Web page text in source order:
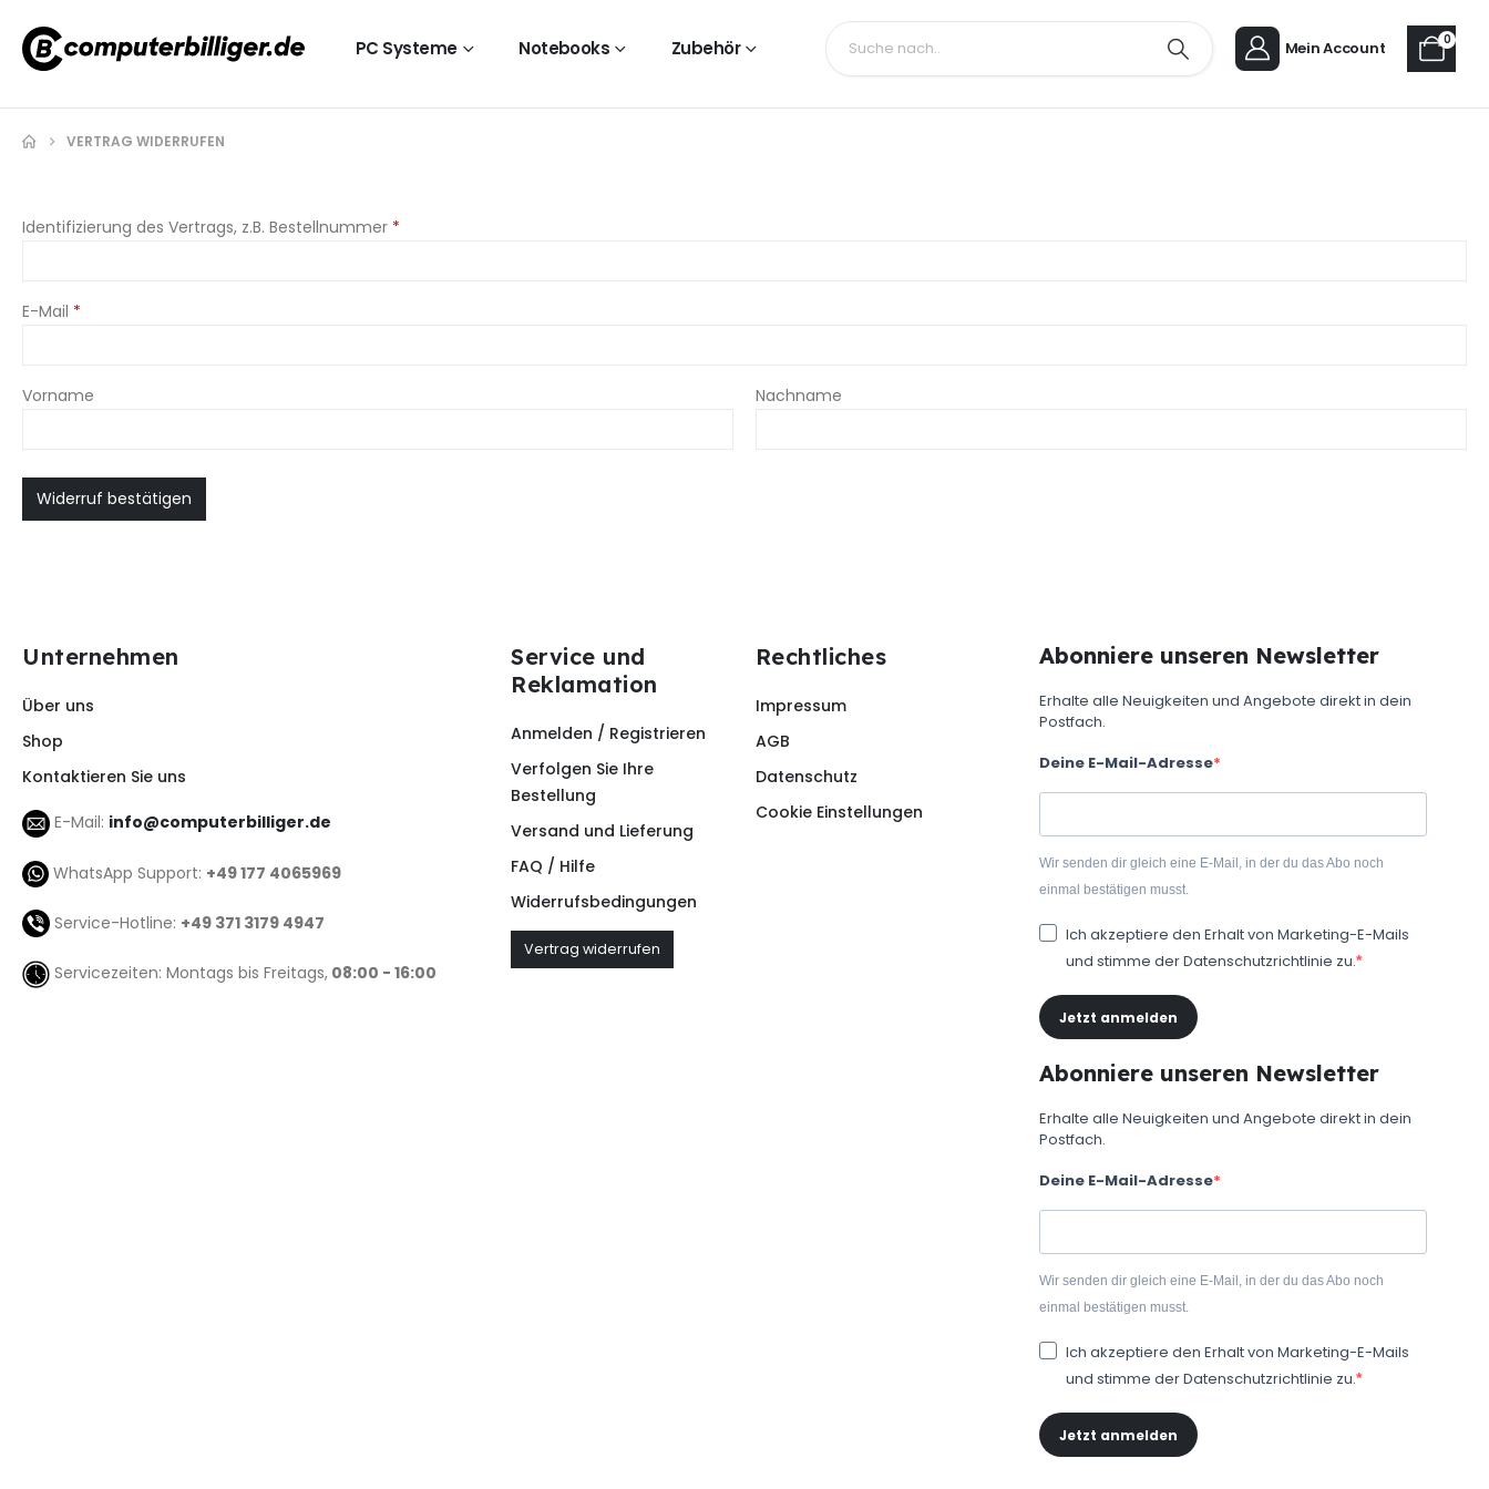
PC Systeme Notebooks Zubehör Mein Account 0
VERTRAG WIDERRUFEN
Identifizierung des Vertrags, z.B. Bestellnummer *
E-Mail *
E-
Vorname Nachname
Widerruf bestätigen
Unternehmen
Über uns
Shop
Kontaktieren Sie uns
E-Mail: info@computerbilliger.de
WhatsApp Support: +49 177 4065969
Service-Hotline: +49 371 3179 4947
Servicezeiten: Montags bis Freitags, 08:00 - 16:00
Service und
Reklamation
Anmelden / Registrieren
Verfolgen Sie Ihre
Bestellung
Versand und Lieferung
FAQ / Hilfe
Widerrufsbedingungen
Vertrag widerrufen
Rechtliches
Impressum
AGB
Datenschutz
Cookie Einstellungen
Abonniere unseren Newsletter
Erhalte alle Neuigkeiten und Angebote direkt in dein
Postfach.
Deine E-Mail-Adresse
Wir senden dir gleich eine E-Mail, in der du das Abo noch
einmal bestätigen musst.
Ich akzeptiere den Erhalt von Marketing-E-Mails
und stimme der Datenschutzrichtlinie zu.
Jetzt anmelden
Abonniere unseren Newsletter
Erhalte alle Neuigkeiten und Angebote direkt in dein
Postfach.
Deine E-Mail-Adresse
Wir senden dir gleich eine E-Mail, in der du das Abo noch
einmal bestätigen musst.
Ich akzeptiere den Erhalt von Marketing-E-Mails
und stimme der Datenschutzrichtlinie zu.
Jetzt anmelden